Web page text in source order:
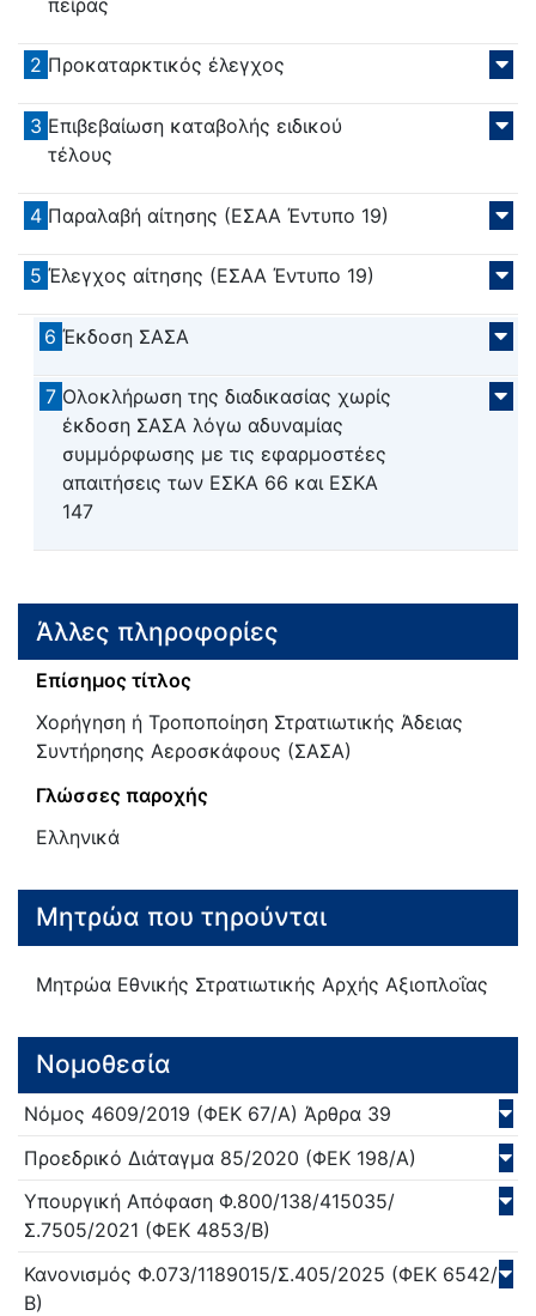
2 Προκαταρκτικός έλεγχος
3 Επιβεβαίωση καταβολής ειδικού
τέλους
4 Παραλαβή αίτησης (ΕΣΑΑ Έντυπο 19)
5 Έλεγχος αίτησης (ΕΣΑΑ Έντυπο 19)
6 Έκδοση ΣΑΣΑ
7 Ολοκλήρωση της διαδικασίας χωρίς
έκδοση ΣΑΣΑ λόγω αδυναμίας
συμμόρφωσης με τις εφαρμοστέες
απαιτήσεις των ΕΣΚΑ 66 και ΕΣΚΑ
147
Άλλες πληροφορίες
Επίσημος τίτλος
Χορήγηση ή Τροποποίηση Στρατιωτικής Άδειας
Συντήρησης Αεροσκάφους (ΣΑΣΑ)
Γλώσσες παροχής
Ελληνικά
Μητρώα που τηρούνται
Μητρώα Εθνικής Στρατιωτικής Αρχής Αξιοπλοΐας
Νομοθεσία
Νόμος 4609/2019 (ΦΕΚ 67/Α) Άρθρα 39
Προεδρικό Διάταγμα 85/2020 (ΦΕΚ 198/Α)
Υπουργική Απόφαση Φ.800/138/415035/
Σ.7505/2021 (ΦΕΚ 4853/Β)
Κανονισμός Φ.073/1189015/Σ.405/2025 (ΦΕΚ 6542/
Β)